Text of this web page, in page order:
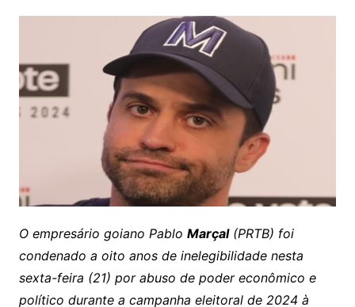
O empresário goiano Pablo Marçal(PRTB) foi
condenado a oito anos de inelegibilidade nesta
sexta-feira (21) por abuso de poder econômico e
político durante a campanha eleitoral de 2024 à